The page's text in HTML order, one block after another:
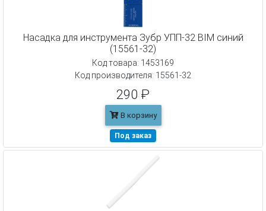
Насадка для инструмента Зубр УПП-32 BIM синий
(15561-32)
Код товара: 1453169
Код производителя: 15561-32
290 ₽
В корзину
Под заказ